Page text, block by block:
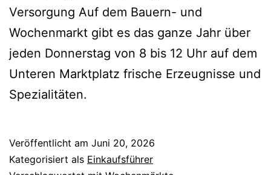
Versorgung Auf dem Bauern- und
Wochenmarkt gibt es das ganze Jahr über
jeden Donnerstag von 8 bis 12 Uhr auf dem
Unteren Marktplatz frische Erzeugnisse und
Spezialitäten.
Veröffentlicht am Juni 20, 2026
Kategorisiert als Einkaufsführer